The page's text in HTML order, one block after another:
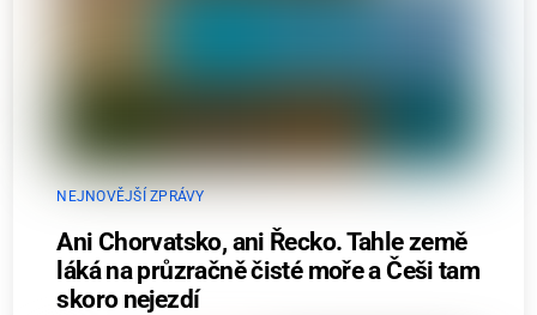
NEJNOVĚJŠÍ ZPRÁVY
Ani Chorvatsko, ani Řecko. Tahle země
láká na průzračně čisté moře a Češi tam
skoro nejezdí